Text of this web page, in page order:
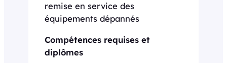
remise en service des
équipements dépannés
Compétences requises et
diplômes